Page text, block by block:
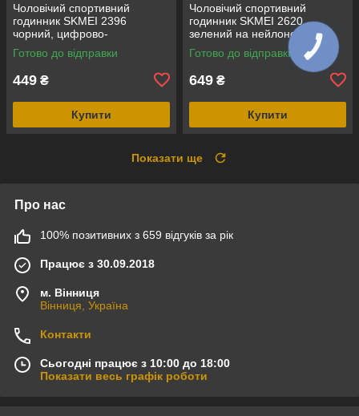
Чоловічий спортивний
годинник SKMEI 2396
чорний, цифрово-
аналоговий, водозахист 5
ATM
Готово до відправки
449 ₴
Купити
Чоловічий спортивний
годинник SKMEI 2620
зелений на нейлоновому
ремінці з липучкою,
електронним компасом і
Готово до відправки
649 ₴
Купити
Показати ще
Про нас
100% позитивних з 659 відгуків за рік
Працює з 30.09.2018
м. Вінниця
Вінниця, Україна
Контакти
Сьогодні працює з 10:00 до 18:00
Показати весь графік роботи